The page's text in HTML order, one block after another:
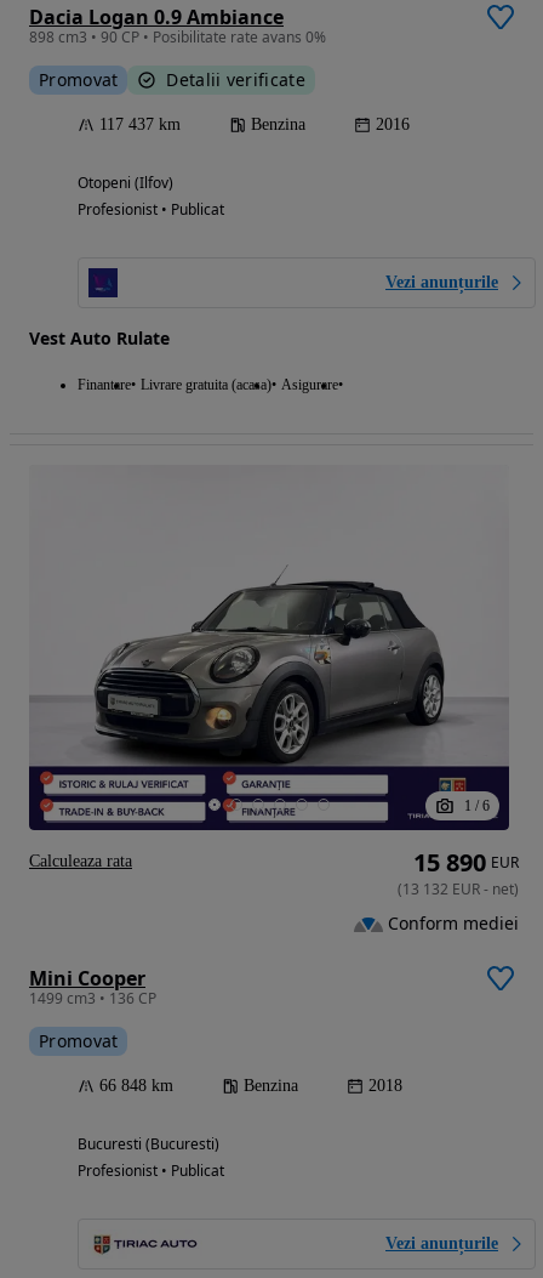
Dacia Logan 0.9 Ambiance
898 cm3 • 90 CP • Posibilitate rate avans 0%
Promovat Detalii verificate
117 437 km Benzina 2016
Otopeni (Ilfov)
Profesionist • Publicat
Vezi anunțurile
Vest Auto Rulate
Finantare Livrare gratuita (acasa) Asigurare
1 / 6
Mini Cooper
1499 cm3 • 136 CP
Promovat
66 848 km Benzina 2018
Bucuresti (Bucuresti)
Profesionist • Publicat
Vezi anunțurile
15 890 EUR
(13 132 EUR- net)
Conform mediei
Calculeaza rata